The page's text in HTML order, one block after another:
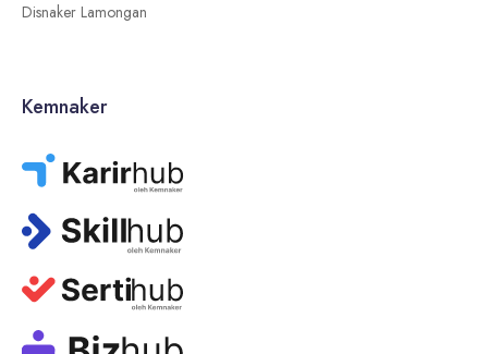
Disnaker Lamongan
Kemnaker